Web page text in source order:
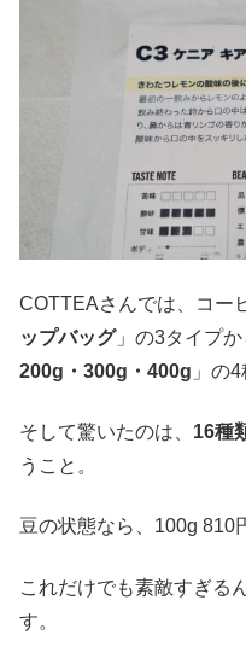
COTTEAさんでは、コー
ップバッグ」の3タイプか
200g・300g・400g 」の
そして驚いたのは、 16種
うこと。
豆の状態なら、100g 810
これだけでも素敵すぎる
す。